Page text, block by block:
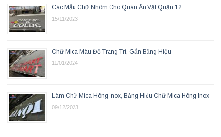
Các Mẫu Chữ Nhôm Cho Quán Ăn Vặt Quận 12
15/11/2023
Chữ Mica Màu Đỏ Trang Trí, Gắn Bảng Hiệu
11/01/2024
Làm Chữ Mica Hông Inox, Bảng Hiệu Chữ Mica Hông Inox
09/12/2023